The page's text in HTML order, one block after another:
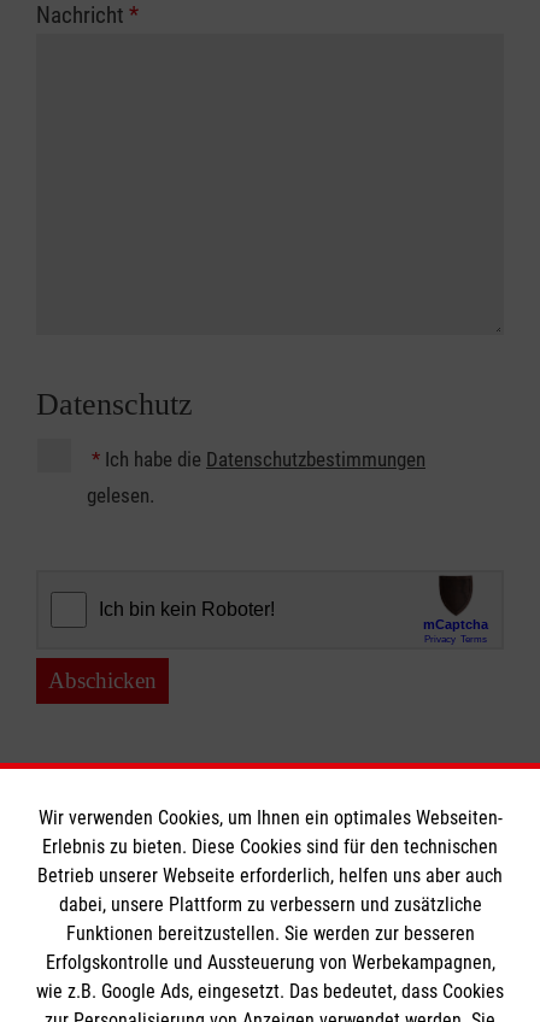
Nachricht *
Datenschutz
* Ich habe die Datenschutzbestimmungen
gelesen.
Abschicken
Informationen
A-Z
Presse
Die Malteser
Wir verwenden Cookies, um Ihnen ein optimales Webseiten-
Erlebnis zu bieten. Diese Cookies sind für den technischen
Betrieb unserer Webseite erforderlich, helfen uns aber auch
dabei, unsere Plattform zu verbessern und zusätzliche
Funktionen bereitzustellen. Sie werden zur besseren
Erfolgskontrolle und Aussteuerung von Werbekampagnen,
wie z.B. Google Ads, eingesetzt. Das bedeutet, dass Cookies